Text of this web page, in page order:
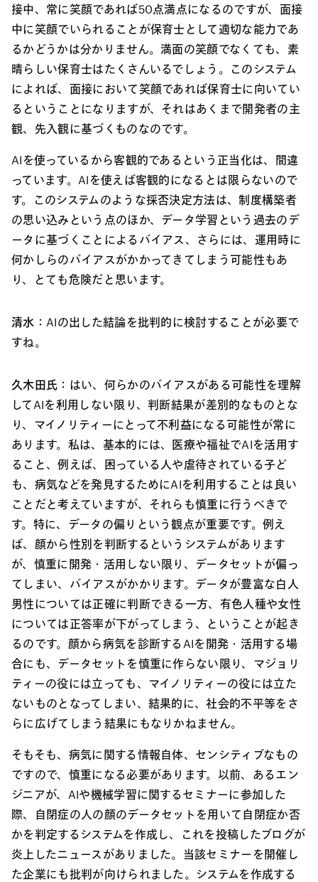
接中、常に笑顔であれば50点満点になるのですが、面接
中に笑顔でいられることが保育士として適切な能力であ
るかどうかは分かりません。満面の笑顔でなくても、素
晴らしい保育士はたくさんいるでしょう。このシステム
によれば、面接において笑顔であれば保育士に向いてい
るということになりますが、それはあくまで開発者の主
観、先入観に基づくものなのです。
AIを使っているから客観的であるという正当化は、間違
っています。AIを使えば客観的になるとは限らないので
す。このシステムのような採否決定方法は、制度構築者
の思い込みという点のほか、データ学習という過去のデ
ータに基づくことによるバイアス、さらには、運用時に
何かしらのバイアスがかかってきてしまう可能性もあ
り、とても危険だと思います。
清水： AIの出した結論を批判的に検討することが必要で
すね。
久木田氏： はい、何らかのバイアスがある可能性を理解
してAIを利用しない限り、判断結果が差別的なものとな
り、マイノリティーにとって不利益になる可能性が常に
あります。私は、基本的には、医療や福祉でAIを活用す
ること、例えば、困っている人や虐待されている子ど
も、病気などを発見するためにAIを利用することは良い
ことだと考えていますが、それらも慎重に行うべきで
す。特に、データの偏りという観点が重要です。例え
ば、顔から性別を判断するというシステムがあります
が、慎重に開発・活用しない限り、データセットが偏っ
てしまい、バイアスがかかります。データが豊富な白人
男性については正確に判断できる一方、有色人種や女性
については正答率が下がってしまう、ということが起き
るのです。顔から病気を診断するAIを開発・活用する場
合にも、データセットを慎重に作らない限り、マジョリ
ティーの役には立っても、マイノリティーの役には立た
ないものとなってしまい、結果的に、社会的不平等をさ
らに広げてしまう結果にもなりかねません。
そもそも、病気に関する情報自体、センシティブなもの
ですので、慎重になる必要があります。以前、あるエン
ジニアが、AIや機械学習に関するセミナーに参加した
際、自閉症の人の顔のデータセットを用いて自閉症か否
かを判定するシステムを作成し、これを投稿したブログが
炎上したニュースがありました。当該セミナーを開催し
た企業にも批判が向けられました。システムを作成する